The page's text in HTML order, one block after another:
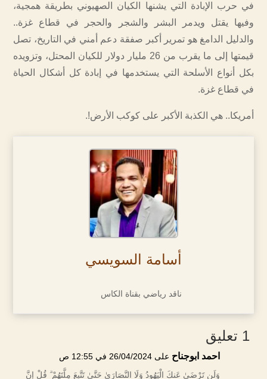
في حرب الإبادة التي يشنها الكيان الصهيوني بطريقة همجية،
وفيها يقتل ويدمر البشر والشجر والحجر في قطاع غزة..
والدليل الدامغ هو تمرير أكبر صفقة دعم أمني في التاريخ، تصل
قيمتها إلى ما يقرب من 26 مليار دولار للكيان المحتل، وتزويده
بكل أنواع الأسلحة التي يستخدمها في إبادة كل أشكال الحياة
في قطاع غزة.
أمريكا.. هي الكذبة الأكبر على كوكب الأرض!.
أسامة السويسي
ناقد رياضي بقناة الكاس
1 تعليق
احمد ابوجناح على 26/04/2024 في 12:55 ص
وَلَن تَرْضَىٰ عَنكَ الْيَهُودُ وَلَا النَّصَارَىٰ حَتَّىٰ تَتَّبِعَ مِلَّتَهُمْ ۗ قُلْ إِنَّ